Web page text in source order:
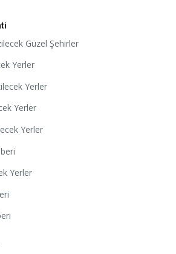
Güzel Şehirler
Yerler
Yerler
Yerler
Yerler
Yerler